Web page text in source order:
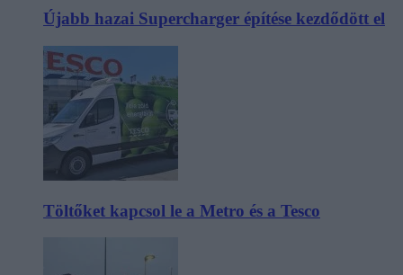
Újabb hazai Supercharger építése kezdődött el
Töltőket kapcsol le a Metro és a Tesco